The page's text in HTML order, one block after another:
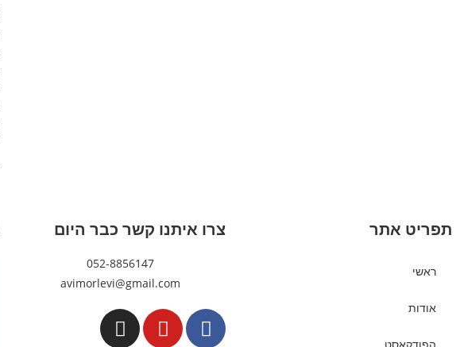
תפריט אתר
ראשי
אודות
צרו איתנו קשר כבר היום
052-8856147
avimorlevi@gmail.com